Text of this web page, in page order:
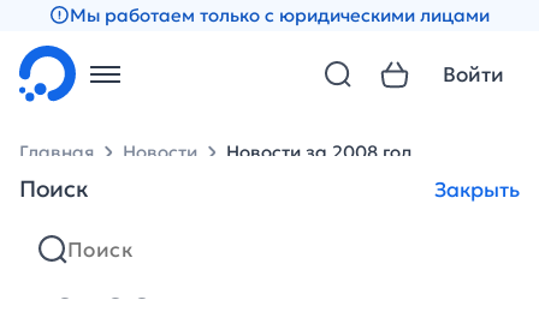
Мы работаем только с юридическими лицами
Поиск Закрыть
Войти
Главная Новости Новости за 2008 год
Новости